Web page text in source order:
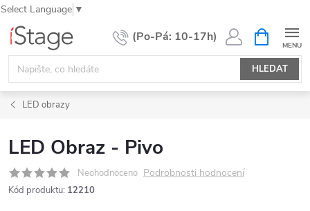
Select Language ▼
Přejít
obsah
HLEDAT
NÁKUPNÍ
KOŠÍK
LED obrazy
LED Obraz - Pivo
Neohodnoceno Podrobnosti hodnocení
Kód produktu: 12210